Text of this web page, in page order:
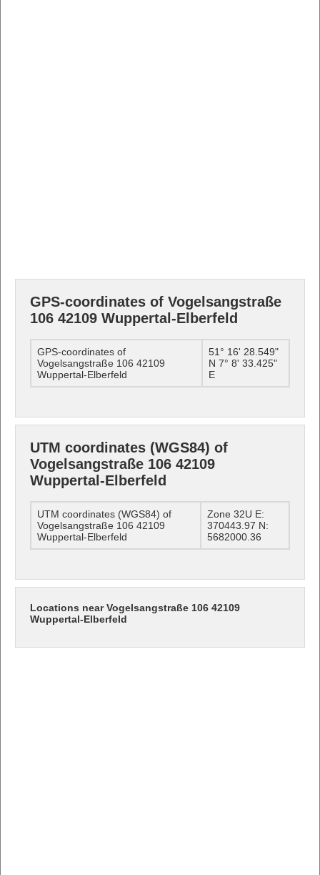
GPS-coordinates of Vogelsangstraße
106 42109 Wuppertal-Elberfeld
GPS-coordinates of
Vogelsangstraße 106 42109
Wuppertal-Elberfeld
51° 16' 28.549"
N 7° 8' 33.425"
E
UTM coordinates (WGS84) of
Vogelsangstraße 106 42109
Wuppertal-Elberfeld
UTM coordinates (WGS84) of
Vogelsangstraße 106 42109
Wuppertal-Elberfeld
Zone 32U E:
370443.97 N:
5682000.36
Locations near Vogelsangstraße 106 42109
Wuppertal-Elberfeld